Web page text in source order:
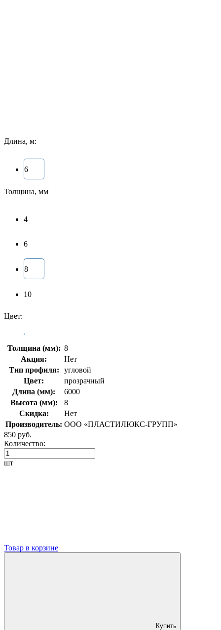
Длина, м:
6
Толщина, мм
4
6
8
10
Цвет:
Толщина (мм): 8
Акция:
Нет
Тип профиля:
угловой
Цвет:
прозрачный
Длина (мм):
6000
Высота (мм):
8
Скидка:
Нет
Производитель: ООО «ПЛАСТИЛЮКС-ГРУПП»
850 руб.
Количество:
шт
Товар в корзине
Купить